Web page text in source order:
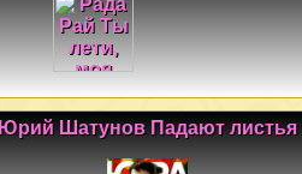
Юрий Шатунов Падают листья